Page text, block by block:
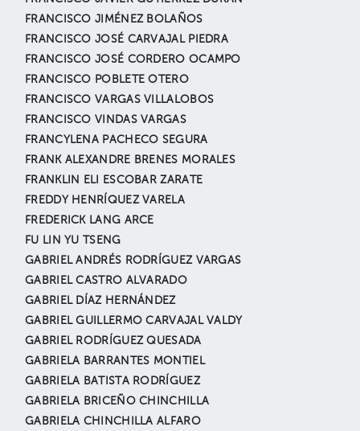
FRANCISCO JIMÉNEZ BOLAÑOS
FRANCISCO JOSÉ CARVAJAL PIEDRA
FRANCISCO JOSÉ CORDERO OCAMPO
FRANCISCO POBLETE OTERO
FRANCISCO VARGAS VILLALOBOS
FRANCISCO VINDAS VARGAS
FRANCYLENA PACHECO SEGURA
FRANK ALEXANDRE BRENES MORALES
FRANKLIN ELI ESCOBAR ZARATE
FREDDY HENRÍQUEZ VARELA
FREDERICK LANG ARCE
FU LIN YU TSENG
GABRIEL ANDRÉS RODRÍGUEZ VARGAS
GABRIEL CASTRO ALVARADO
GABRIEL DÍAZ HERNÁNDEZ
GABRIEL GUILLERMO CARVAJAL VALDY
GABRIEL RODRÍGUEZ QUESADA
GABRIELA BARRANTES MONTIEL
GABRIELA BATISTA RODRÍGUEZ
GABRIELA BRICEÑO CHINCHILLA
GABRIELA CHINCHILLA ALFARO